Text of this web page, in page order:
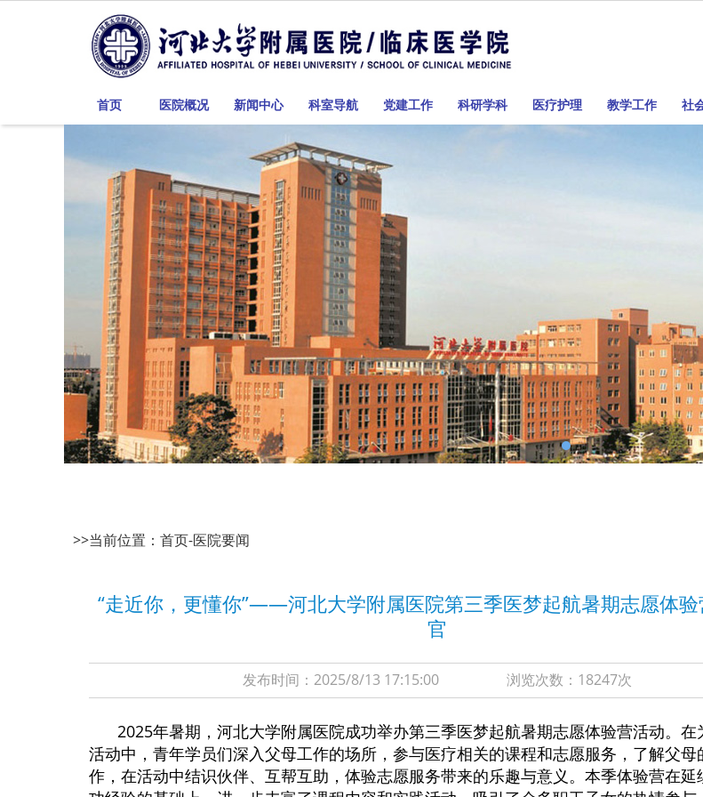
首页 医院概况 新闻中心 科室导航 党建工作 科研学科 医疗护理 教学工作 社
>>当前位置： 首页-医院要闻
“走近你，更懂你”——河北大学附属医院第三季医梦起航暑期志愿体
官
发布时间：2025/8/13 17:15:00 浏览次数：18247次
2025年暑期，河北大学附属医院成功举办第三季医梦起航暑期志愿体验营活动。在
活动中，青年学员们深入父母工作的场所，参与医疗相关的课程和志愿服务，了解父母
作，在活动中结识伙伴、互帮互助，体验志愿服务带来的乐趣与意义。本季体验营在延